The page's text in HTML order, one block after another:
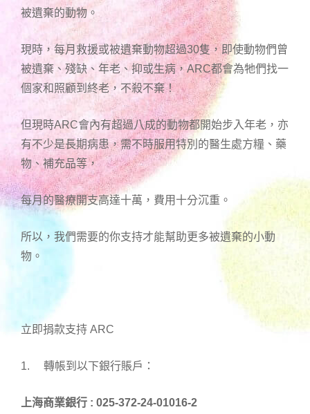
被遺棄的動物。
現時，每月救援或被遺棄動物超過30隻，即使動物們曾
被遺棄、殘缺、年老、抑或生病，ARC都會為牠們找一
個家和照顧到終老，不殺不棄！
但現時ARC會內有超過八成的動物都開始步入年老，亦
有不少是長期病患，需不時服用特別的醫生處方糧、藥
物、補充品等，
每月的醫療開支高達十萬，費用十分沉重。
所以，我們需要的你支持才能幫助更多被遺棄的小動
物。
立即捐款支持 ARC
1. 轉帳到以下銀行賬戶：
上海商業銀行 : 025-372-24-01016-2